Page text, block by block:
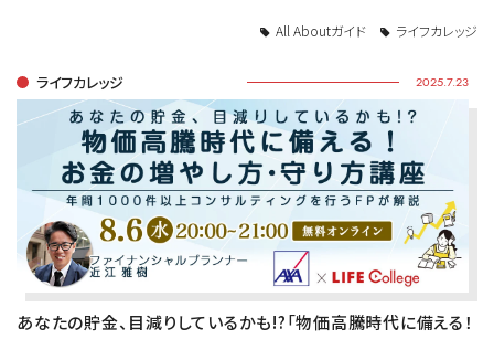
All Aboutガイド ライフカレッジ
ライフカレッジ 2025.7.23
あなたの貯金、目減りしているかも!?「物価高騰時代に備える！